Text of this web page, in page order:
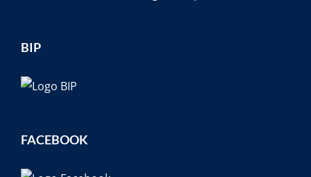
BIP
FACEBOOK